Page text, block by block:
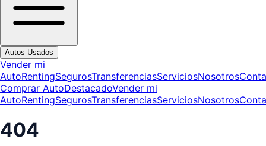
Autos Usados
Vender mi
AutoRentingSegurosTransferenciasServiciosNosotros
Comprar AutoDestacadoVender mi
AutoRentingSegurosTransferenciasServiciosNosotros
404